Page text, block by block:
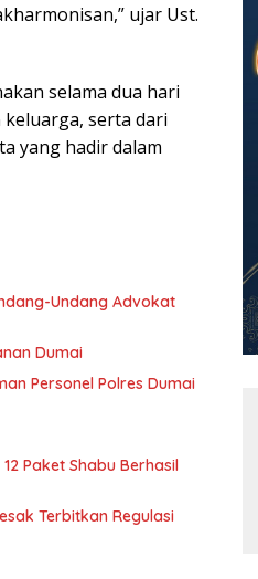
ujar Ust.
selama dua hari
serta dari
yang hadir dalam
Undang Advokat
Dumai
Personel Polres Dumai
Paket Shabu Berhasil
Terbitkan Regulasi